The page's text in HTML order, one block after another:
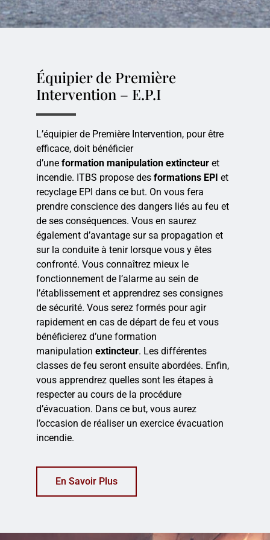
Équipier de Première
Intervention – E.P.I
L’équipier de Première Intervention, pour être
efficace, doit bénéficier
d’une formation manipulation extincteur et
incendie. ITBS propose des formations EPI et
recyclage EPI dans ce but. On vous fera
prendre conscience des dangers liés au feu et
de ses conséquences. Vous en saurez
également d’avantage sur sa propagation et
sur la conduite à tenir lorsque vous y êtes
confronté. Vous connaîtrez mieux le
fonctionnement de l’alarme au sein de
l’établissement et apprendrez ses consignes
de sécurité. Vous serez formés pour agir
rapidement en cas de départ de feu et vous
bénéficierez d’une formation
manipulation extincteur. Les différentes
classes de feu seront ensuite abordées. Enfin,
vous apprendrez quelles sont les étapes à
respecter au cours de la procédure
d’évacuation. Dans ce but, vous aurez
l’occasion de réaliser un exercice évacuation
incendie.
En Savoir Plus